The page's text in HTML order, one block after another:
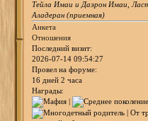
Тейла Имаи и Даэрон Имаи,
Аладеран (приемная)
Анкета
Отношения
Последний визит:
2026-07-14 09:54:27
Провел на форуме:
16 дней 2 часа
Награды: